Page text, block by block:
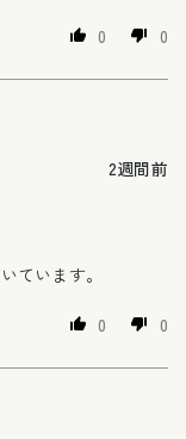
0 0
2週間前
ています。
0 0